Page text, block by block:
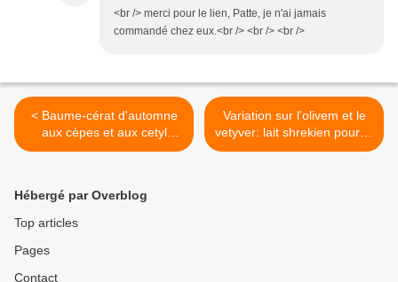
<br /> merci pour le lien, Patte, je n'ai jamais
commandé chez eux.<br /> <br /> <br />
< Baume-cérat d'automne
aux cèpes et aux cetyl
esters (avec teinture)
Variation sur l'olivem et le
vetyver: lait shrekien pour le
corps >
Hébergé par Overblog
Top articles
Pages
Contact